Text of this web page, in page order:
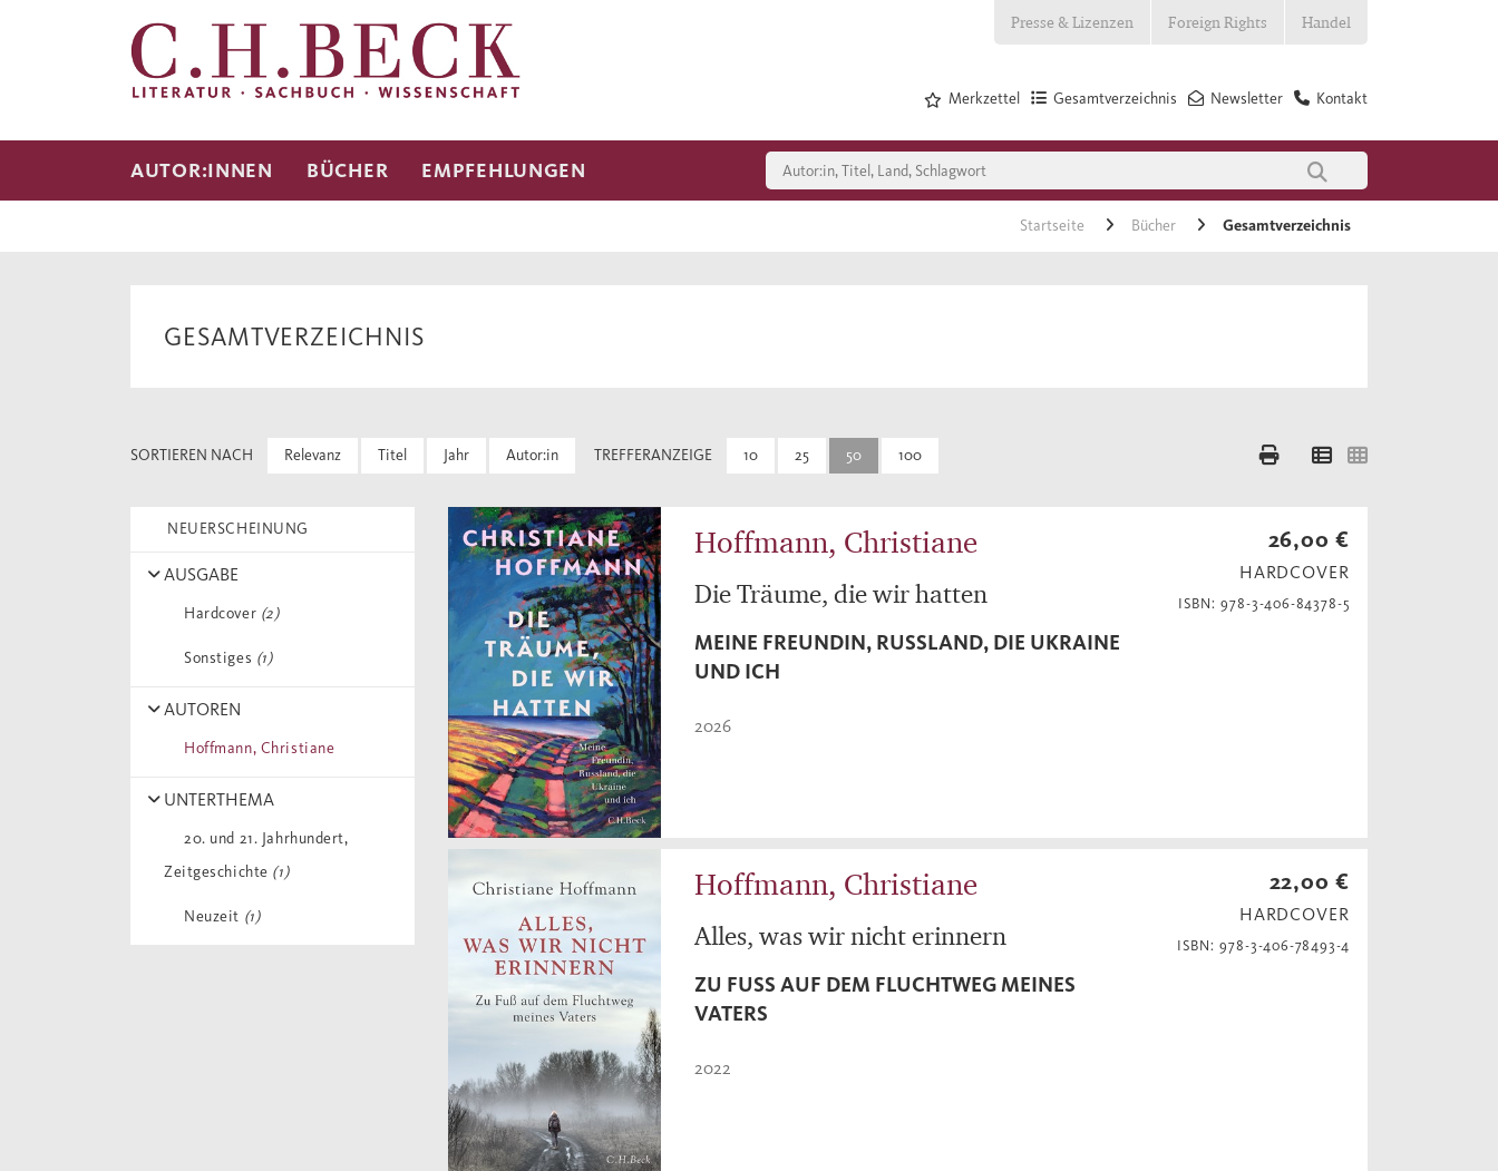
Presse & Lizenzen Foreign Rights Handel
Kontakt
Newsletter
Gesamtverzeichnis
Merkzettel
AUTOR:INNEN BÜCHER EMPFEHLUNGEN
Startseite Bücher Gesamtverzeichnis
GESAMTVERZEICHNIS
SORTIEREN NACH Relevanz Titel Jahr Autor:in TREFFERANZEIGE 10 25 50 100
NEUERSCHEINUNG
AUSGABE
Hardcover (2)
Sonstiges (1)
AUTOREN
Hoffmann, Christiane
UNTERTHEMA
20. und 21. Jahrhundert,
Zeitgeschichte (1)
Neuzeit (1)
Hoffmann, Christiane
Die Träume, die wir hatten
MEINE FREUNDIN, RUSSLAND, DIE UKRAINE
UND ICH
2026
26,00 €
HARDCOVER
ISBN: 978-3-406-84378-5
Hoffmann, Christiane
Alles, was wir nicht erinnern
ZU FUSS AUF DEM FLUCHTWEG MEINES V
ATERS
2022
22,00 €
HARDCOVER
ISBN: 978-3-406-78493-4